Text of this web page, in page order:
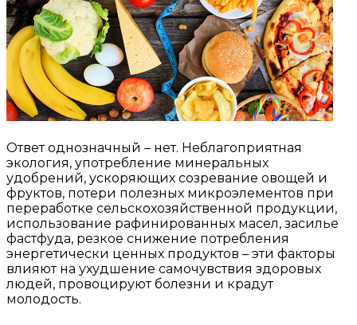
Ответ однозначный – нет. Неблагоприятная
экология, употребление минеральных
удобрений, ускоряющих созревание овощей и
фруктов, потери полезных микроэлементов при
переработке сельскохозяйственной продукции,
использование рафинированных масел, засилье
фастфуда, резкое снижение потребления
энергетически ценных продуктов – эти факторы
влияют на ухудшение самочувствия здоровых
людей, провоцируют болезни и крадут
молодость.